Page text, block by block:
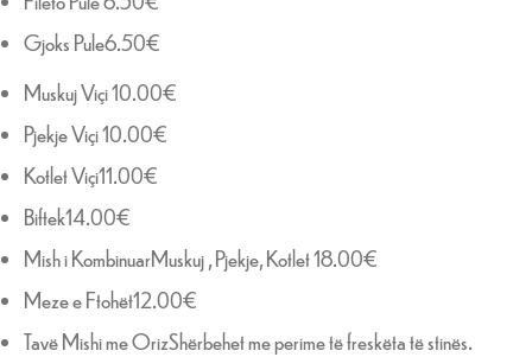
Gjoks Pule6.50€
Muskuj Viçi 10.00€
Pjekje Viçi 10.00€
Kotlet Viçi11.00€
Biftek14.00€
Mish i KombinuarMuskuj , Pjekje, Kotlet 18.00€
Meze e Ftohët12.00€
Tavë Mishi me OrizShërbehet me perime të freskëta të stinës.